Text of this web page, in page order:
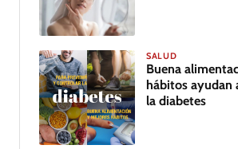
SALUD
Buena
hábitos ayudan
la diabetes